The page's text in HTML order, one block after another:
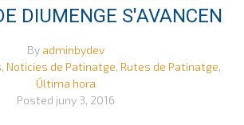
DIUMENGE S'AVANCEN
By adminbydev
, Noticies de Patinatge, Rutes de Patinatge,
Última hora
Posted juny 3, 2016